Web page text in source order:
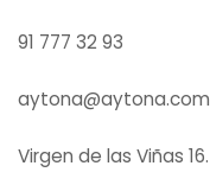
91 777 32 93
aytona@aytona.com
Virgen de las Viñas